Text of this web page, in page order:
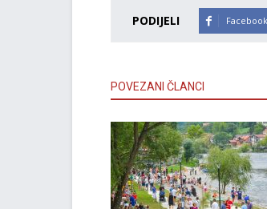
PODIJELI Facebook
POVEZANI ČLANCI